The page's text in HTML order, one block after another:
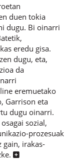
duen tokia
dugu. Bi oinarri
eredu gisa.
dugu, eta,
da
eremuetako
Garrison eta
dugu oinarri.
sozial,
prozesuak
gain, irakas-